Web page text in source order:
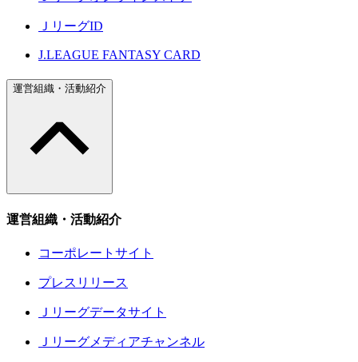
ＪリーグID
J.LEAGUE FANTASY CARD
運営組織・活動紹介
運営組織・活動紹介
コーポレートサイト
プレスリリース
Ｊリーグデータサイト
Ｊリーグメディアチャンネル